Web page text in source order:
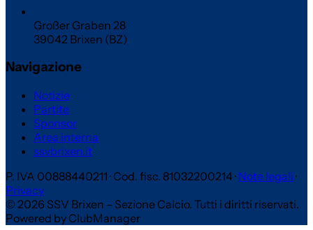
Großer Graben 28
39042 Brixen (BZ)
Navigazione
Notizie
Partite
Sponsor
Area interna
ssvbrixen.it
P. IVA 00888440211 · Cod. fisc. 81032200214 · Note legali ·
Privacy
© 2026 SSV Brixen – Sezione Calcio. Tutti i diritti riservati.
Powered by ClubManager